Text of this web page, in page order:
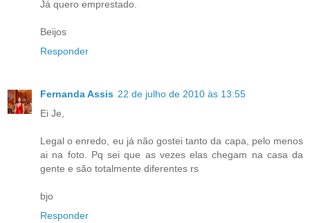
Já quero emprestado.
Beijos
Responder
Fernanda Assis 22 de julho de 2010 às 13:55
Ei Je,
Legal o enredo, eu já não gostei tanto da capa, pelo menos
ai na foto. Pq sei que as vezes elas chegam na casa da
gente e são totalmente diferentes rs
bjo
Responder